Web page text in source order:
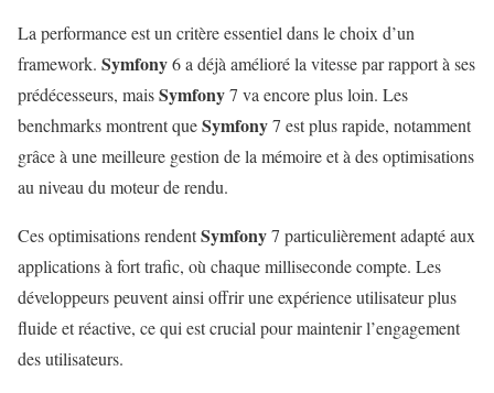
La performance est un critère essentiel dans le choix d’un
framework. Symfony6 a déjà amélioré la vitesse par rapport à ses
prédécesseurs, maisSymfony7 va encore plus loin. Les
benchmarks montrent queSymfony7 est plus rapide, notamment
grâce à une meilleure gestion de la mémoire et à des optimisations
au niveau du moteur de rendu.
Ces optimisations rendentSymfony7 particulièrement adapté aux
applications à fort trafic, où chaque milliseconde compte. Les
développeurs peuvent ainsi offrir une expérience utilisateur plus
fluide et réactive, ce qui est crucial pour maintenir l’engagement
des utilisateurs.